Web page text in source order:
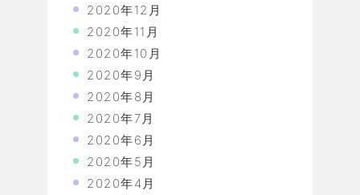
2020年12月
2020年11月
2020年10月
2020年9月
2020年8月
2020年7月
2020年6月
2020年5月
2020年4月